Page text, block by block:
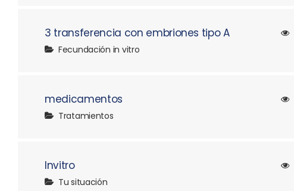
3 transferencia con embriones tipo A
Fecundación in vitro
medicamentos
Tratamientos
Invitro
Tu situación